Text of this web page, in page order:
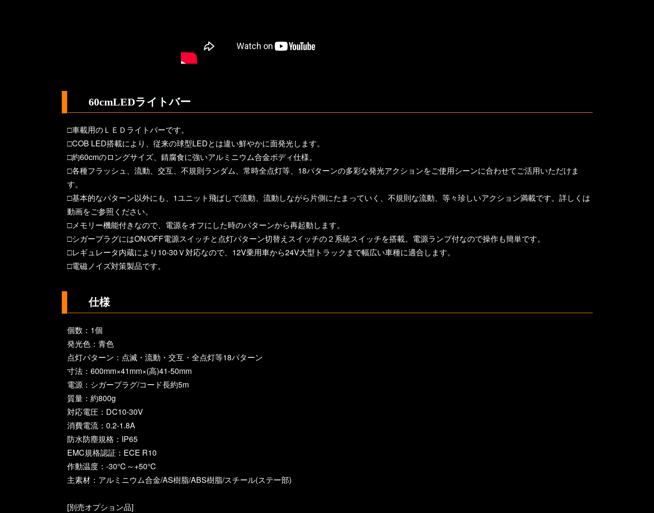
60cmLEDライトバー
□車載用のＬＥＤライトバーです。
□COB LED搭載により、従来の球型LEDとは違い鮮やかに面発光します。
□約60cmのロングサイズ、錆腐食に強いアルミニウム合金ボディ仕様。
□各種フラッシュ、流動、交互、不規則ランダム、常時全点灯等、18パターンの多彩な発光アクションをご使用シーンに合わせてご活用いただけま
す。
□基本的なパターン以外にも、1ユニット飛ばしで流動、流動しながら片側にたまっていく、不規則な流動、等々珍しいアクション満載です。詳しくは
動画をご参照ください。
□メモリー機能付きなので、電源をオフにした時のパターンから再起動します。
□シガープラグにはON/OFF電源スイッチと点灯パターン切替えスイッチの２系統スイッチを搭載。電源ランプ付なので操作も簡単です。
□レギュレータ内蔵により10-30Ｖ対応なので、12V乗用車から24V大型トラックまで幅広い車種に適合します。
□電磁ノイズ対策製品です。
仕様
個数：1個
発光色：青色
点灯パターン：点滅・流動・交互・全点灯等18パターン
寸法：600mm×41mm×(高)41-50mm
電源：シガープラグ/コード長約5m
質量：約800g
対応電圧：DC10-30V
消費電流：0.2-1.8A
防水防塵規格：IP65
EMC規格認証：ECE R10
作動温度：-30℃～+50℃
主素材：アルミニウム合金/AS樹脂/ABS樹脂/スチール(ステー部)
[別売オプション品]